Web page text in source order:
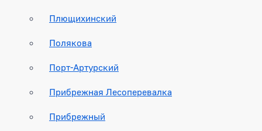
Плющихинский
Полякова
Порт-Артурский
Прибрежная Лесоперевалка
Прибрежный